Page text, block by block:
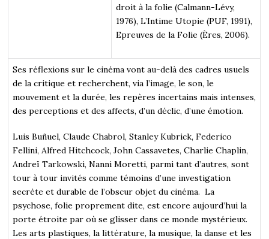
droit à la folie (Calmann-Lévy,
1976), L’Intime Utopie (PUF, 1991),
Epreuves de la Folie (Ères, 2006).
Ses réflexions sur le cinéma vont au-delà des cadres usuels
de la critique et recherchent, via l’image, le son, le
mouvement et la durée, les repères incertains mais intenses,
des perceptions et des affects, d’un déclic, d’une émotion.
Luis Buñuel, Claude Chabrol, Stanley Kubrick, Federico
Fellini, Alfred Hitchcock, John Cassavetes, Charlie Chaplin,
Andreï Tarkowski, Nanni Moretti, parmi tant d’autres, sont
tour à tour invités comme témoins d’une investigation
secrète et durable de l’obscur objet du cinéma. La
psychose, folie proprement dite, est encore aujourd’hui la
porte étroite par où se glisser dans ce monde mystérieux.
Les arts plastiques, la littérature, la musique, la danse et les